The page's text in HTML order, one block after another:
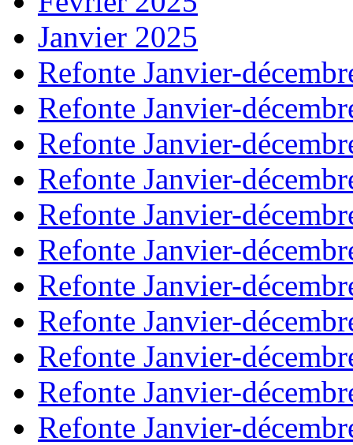
Janvier 2025
Refonte Janvier-
Refonte Janvier-
Refonte Janvier-
Refonte Janvier-
Refonte Janvier-
Refonte Janvier-
Refonte Janvier-
Refonte Janvier-
Refonte Janvier-
Refonte Janvier-
Refonte Janvier-